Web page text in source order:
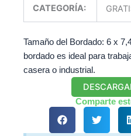
CATEGORÍA:
Tamaño del Bordado: 6 x
bordado es ideal para
casera o industrial.
Comparte